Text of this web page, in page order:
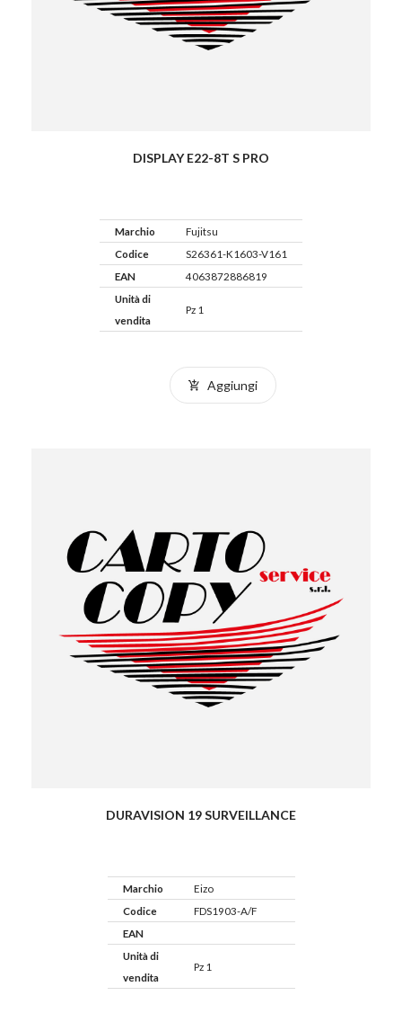
DISPLAY E22-8T S PRO
Marchio
Fujitsu
Codice
S26361-K1603-V161
EAN
4063872886819
Unità di
vendita
Pz 1
Aggiungi
DURAVISION 19 SURVEILLANCE
Marchio
Eizo
Codice
FDS1903-A/F
EAN
Unità di
vendita
Pz 1